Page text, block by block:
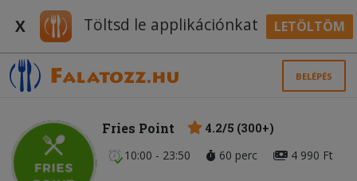
X Töltsd le applikációnkat LETÖLTÖM
BELÉPÉS
Fries Point
4.2/5 (300+)
10:00 - 23:50
60 perc 4 990 Ft